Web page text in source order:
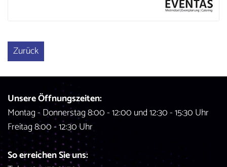
Zurück
Unsere Öffnungszeiten:
Montag - Donnerstag 8:00 - 12:00 und 12:30 - 15:30 Uhr
Freitag 8:00 - 12:30 Uhr
So erreichen Sie uns: